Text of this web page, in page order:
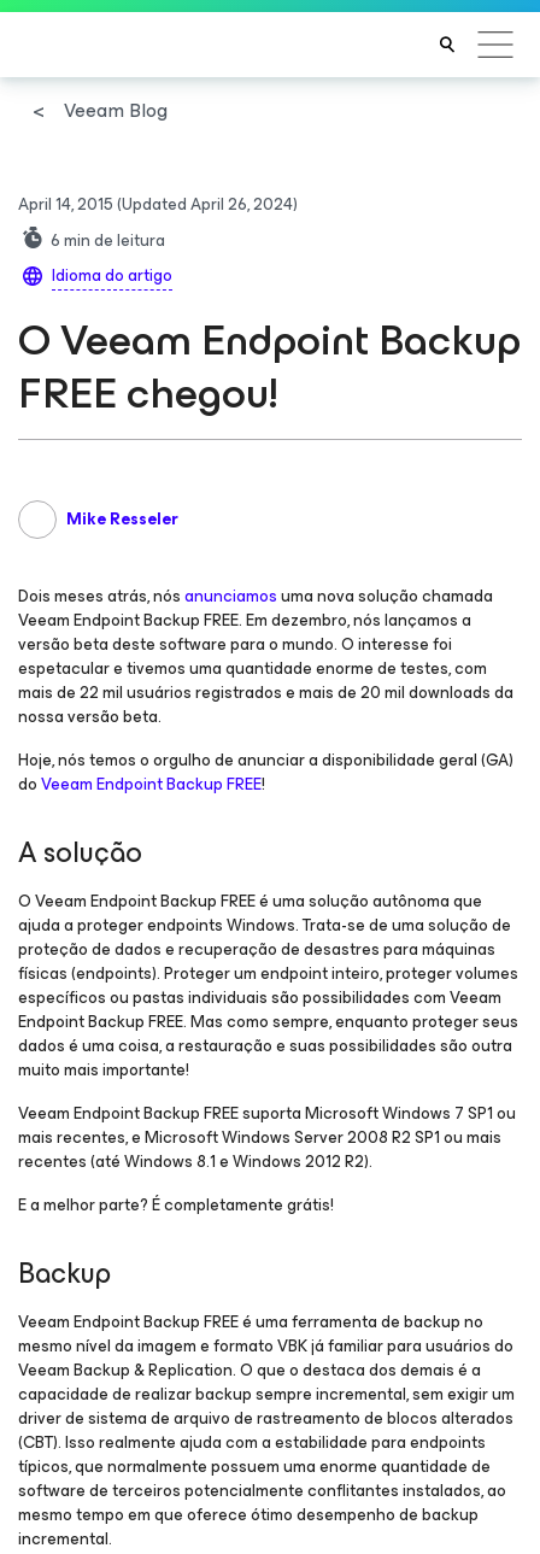
Veeam Blog
April 14, 2015(Updated April 26, 2024)
6min de leitura
Idioma do artigo
O Veeam Endpoint Backup
FREE chegou!
Mike Resseler
Dois meses atrás, nósanunciamosuma nova solução chamada
Veeam Endpoint Backup FREE. Em dezembro, nós lançamos a
versão beta deste software para o mundo. O interesse foi
espetacular e tivemos uma quantidade enorme de testes, com
mais de 22 mil usuários registrados e mais de 20 mil downloads da
nossa versão beta.
Hoje, nós temos o orgulho de anunciar a disponibilidade geral (GA)
doVeeam Endpoint Backup FREE!
A solução
O Veeam Endpoint Backup FREE é uma solução autônoma que
ajuda a proteger endpoints Windows. Trata-se de uma solução de
proteção de dados e recuperação de desastres para máquinas
físicas (endpoints). Proteger um endpoint inteiro, proteger volumes
específicos ou pastas individuais são possibilidades com Veeam
Endpoint Backup FREE. Mas como sempre, enquanto proteger seus
dados é uma coisa, a restauração e suas possibilidades são outra
muito mais importante!
Veeam Endpoint Backup FREE suporta Microsoft Windows 7 SP1 ou
mais recentes, e Microsoft Windows Server 2008 R2 SP1 ou mais
recentes (até Windows 8.1 e Windows 2012 R2).
E a melhor parte? É completamente grátis!
Backup
Veeam Endpoint Backup FREE é uma ferramenta de backup no
mesmo nível da imagem e formato VBK já familiar para usuários do
Veeam Backup & Replication. O que o destaca dos demais é a
capacidade de realizar backup sempre incremental, sem exigir um
driver de sistema de arquivo de rastreamento de blocos alterados
(CBT). Issorealmenteajuda com a estabilidade para endpoints
típicos, que normalmente possuem uma enorme quantidade de
software de terceiros potencialmente conflitantes instalados, ao
mesmo tempo em que oferece ótimo desempenho de backup
incremental.